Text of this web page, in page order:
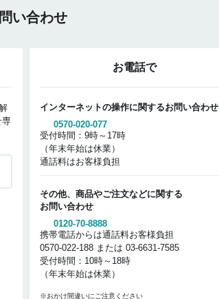
い合わせ
専
お電話で
インターネットの操作に関するお問い合わせ
0570-020-077
受付時間：9時～17時
（年末年始は休業）
通話料はお客様負担
その他、商品やご注文などに関する
お問い合わせ
0120-70-8888
携帯電話からは通話料お客様負担
0570-022-188 または 03-6631-7585
受付時間：10時～18時
（年末年始は休業）
※おかけ間違いにご注意ください